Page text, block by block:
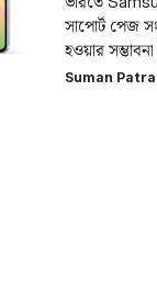
সাপোর্ট পেজ
হওয়ার
Suman Patra